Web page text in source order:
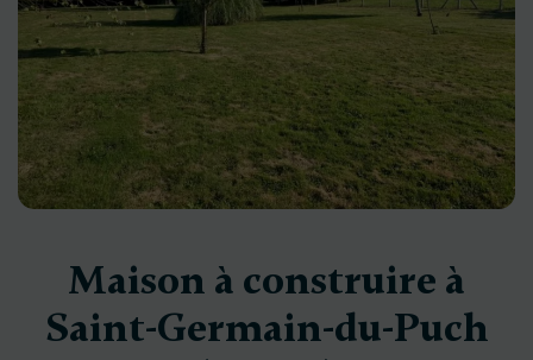
Maison à construire à
Saint-Germain-du-Puch